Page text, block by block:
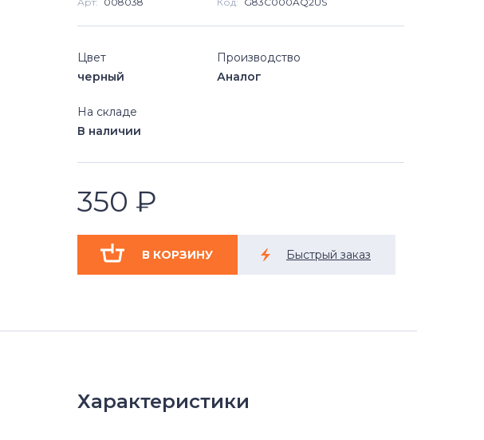
Цвет
черный
Производство
Аналог
На складе
В наличии
350 ₽
Характеристики